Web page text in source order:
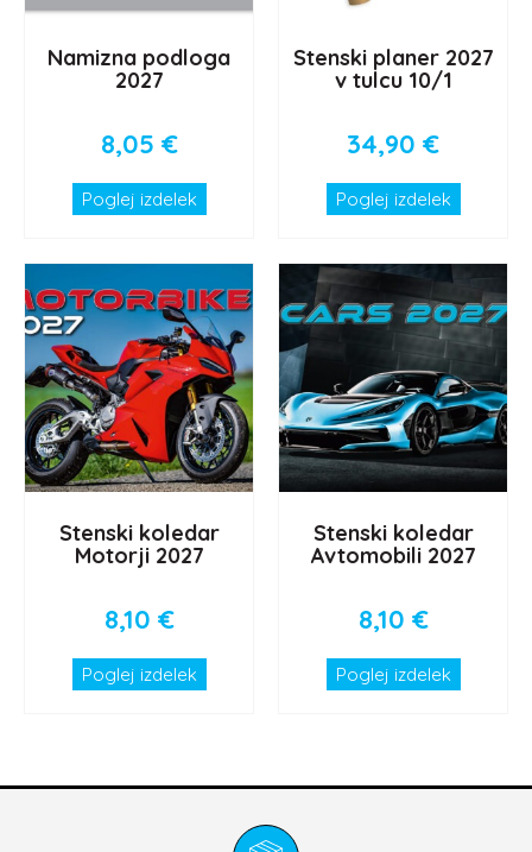
Namizna podloga
2027
8,05 €
Poglej izdelek
Stenski planer 2027
v tulcu 10/1
34,90 €
Poglej izdelek
Stenski koledar
Motorji 2027
8,10 €
Poglej izdelek
Stenski koledar
Avtomobili 2027
8,10 €
Poglej izdelek